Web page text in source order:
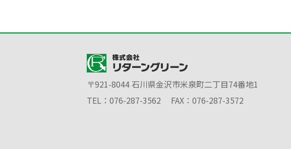
〒921-8044 石川県金沢市米泉町二丁目74番地1
TEL：076-287-3562
FAX：076-287-3572